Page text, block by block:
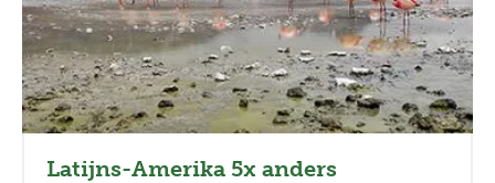
Latijns-Amerika 5x anders
Previous Next